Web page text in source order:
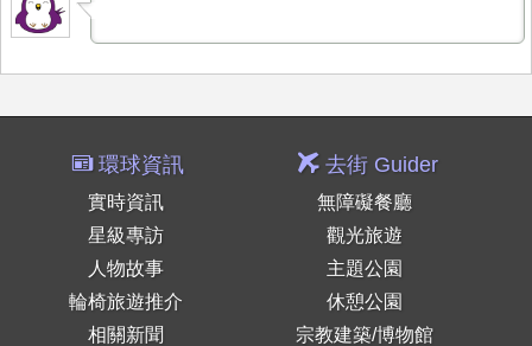
環球資訊
實時資訊
星級專訪
人物故事
輪椅旅遊推介
相關新聞
去街 Guider
無障礙餐廳
觀光旅遊
主題公園
休憩公園
宗教建築/博物館